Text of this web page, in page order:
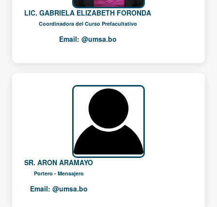
LIC. GABRIELA ELIZABETH FORONDA
Coordinadora del Curso Prefacultativo
Email: @umsa.bo
SR. ARON ARAMAYO
Portero - Mensajero
Email: @umsa.bo